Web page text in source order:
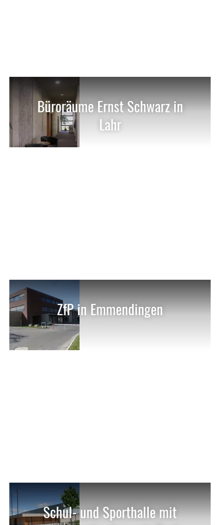
Büroräume Ernst Schwarz in
Lahr
ZfP in Emmendingen
Schul- und Sporthalle mit